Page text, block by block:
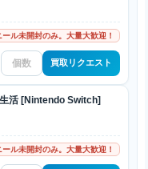
ール未開封のみ。大量大歓迎！
買取リクエスト
活 [Nintendo Switch]
ール未開封のみ。大量大歓迎！